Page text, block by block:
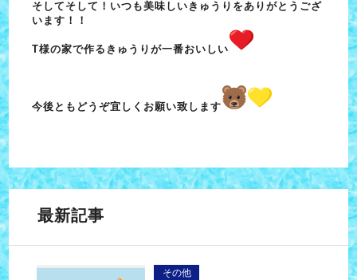
そしてそして！いつも美味しいきゅうりをありがとうござ
います！！
T様の家で作るきゅうりが一番おいしい
今後ともどうぞ宜しくお願い致します
最新記事
その他